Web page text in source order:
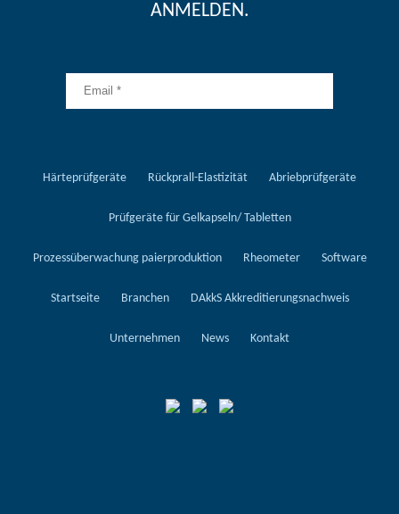
ANMELDEN.
Härteprüfgeräte Rückprall-Elastizität Abriebprüfgeräte
Prüfgeräte für Gelkapseln/ Tabletten
Prozessüberwachung paierproduktion Rheometer Software
Startseite Branchen DAkkS Akkreditierungsnachweis
Unternehmen News Kontakt